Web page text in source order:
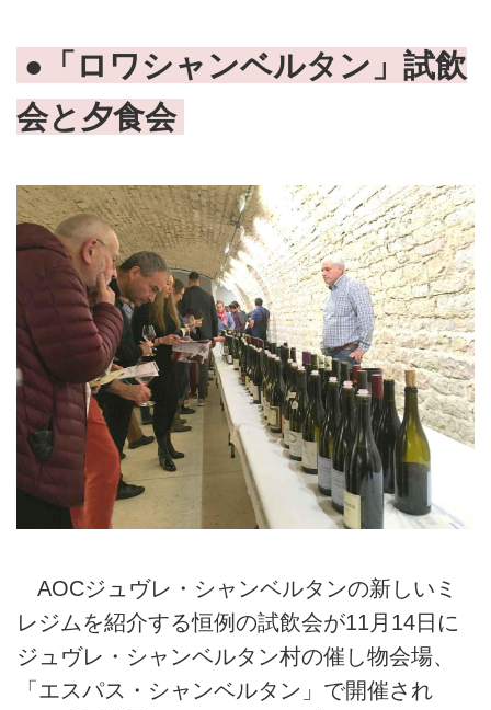
●「ロワシャンベルタン」試飲
会と夕食会
AOCジュヴレ・シャンベルタンの新しいミ
レジムを紹介する恒例の試飲会が11月14日に
ジュヴレ・シャンベルタン村の催し物会場、
「エスパス・シャンベルタン」で開催され